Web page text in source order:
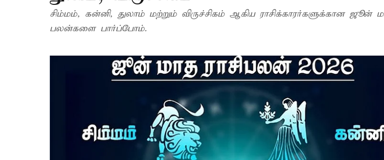
சிம்மம், கன்னி, துலாம் மற்றும் விருச்சிகம் ஆகிய ராசிக்காரர்களுக்கான ஜூன்
பலன்களை பார்ப்போம்.